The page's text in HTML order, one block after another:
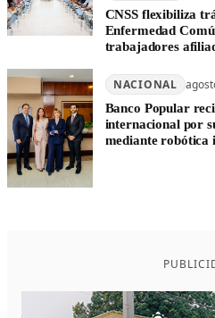
CNSS flexibiliza
Enfermedad
trabajadores
NACIONAL
Banco Popular
internacional por
mediante robótica